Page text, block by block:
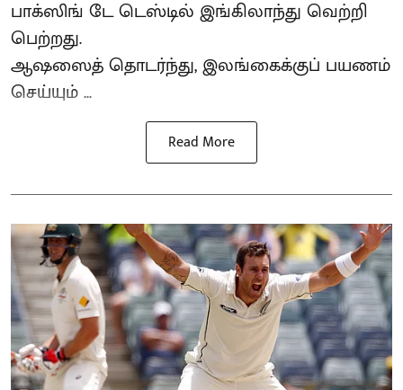
பாக்ஸிங் டே டெஸ்டில் இங்கிலாந்து வெற்றி
பெற்றது.
ஆஷஸைத் தொடர்ந்து, இலங்கைக்குப் பயணம்
செய்யும் ...
Read More